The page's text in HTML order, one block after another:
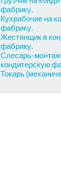
фабрику.
Кухрабочие на
фабрику.
Жестянщик в
фабрику.
Слесарь-
кондитерскую
Токарь